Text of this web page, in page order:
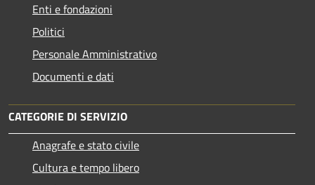
Enti e fondazioni
Politici
Personale Amministrativo
Documenti e dati
CATEGORIE DI SERVIZIO
Anagrafe e stato civile
Cultura e tempo libero